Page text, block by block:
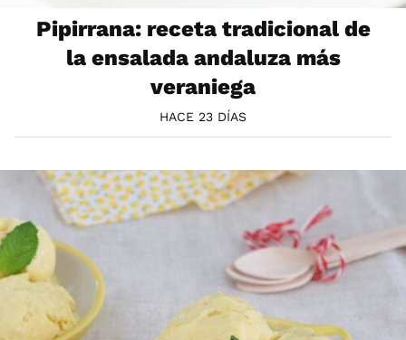
Pipirrana: receta tradicional de
la ensalada andaluza más
veraniega
HACE 23 DÍAS